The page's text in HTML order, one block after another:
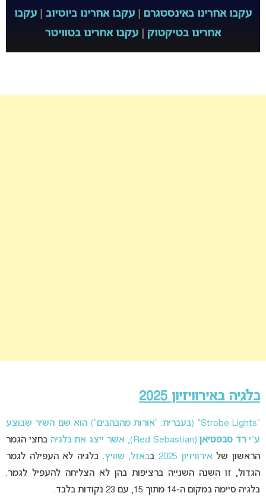
עקבו אחרינו באינסטגרם עקבו אחרינו ביוטיוב
עקבו
אחרינו בטיקטוק
עקבו אחרינו בטוויטר
בלגיה באירוויזיון 2025
“Strobe Lights” (בעברית: “אורות מהבהבים”) הוא שם השיר שבוצע
ע”ירד סבסטיאן (Red Sebastian), אשר ייצג את בלגיה
בחצי הגמר
הראשון שלאירוויזיון 2025 בבאזל, שוויץ. בלגיה לא העפילה לגמר
הגדול, זו השנה השנייה ברציפות בהן לא הצליחה להעפיל לגמר.
בלגיה סיימה במקום ה-14 מתוך 15, עם 23 נקודות בלבד.